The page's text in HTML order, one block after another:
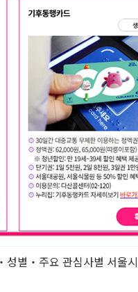
별‧주요 관심사별 서울